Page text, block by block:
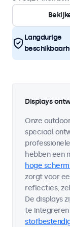
Langdurige
Displays
Onze
speciaal
hebben een
hoge
zorgt voor
reflecties,
De displays
te integreren